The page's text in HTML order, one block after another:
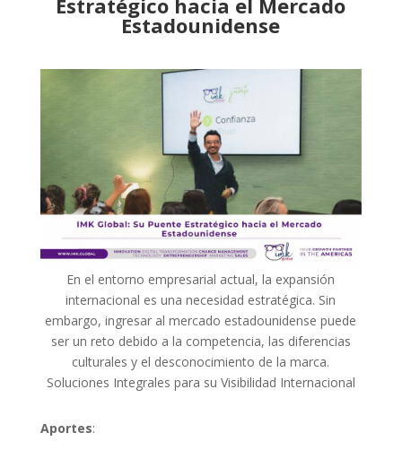
Estratégico hacia el Mercado
Estadounidense
En el entorno empresarial actual, la expansión
internacional es una necesidad estratégica. Sin
embargo, ingresar al mercado estadounidense puede
ser un reto debido a la competencia, las diferencias
culturales y el desconocimiento de la marca.
Soluciones Integrales para su Visibilidad Internacional
Aportes: